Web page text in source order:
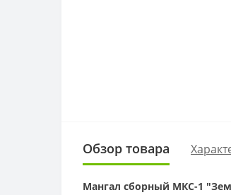
Обзор товара
Мангал сборный МКС-1